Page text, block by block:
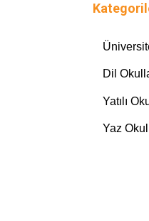
Dil
Yatılı
Yaz